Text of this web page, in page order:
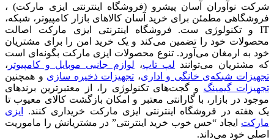
شرکت نوآوران آسان پیشرو (فروشگاه اینترنتی ایزی مارکت) ،
فروشگاهی مطمئن برای خرید آسان کالاهای بازار کامپیوتر، شبکه،
IT و تکنولوژی ست. فروشگاه اینترنتی ایزی مارکت اصالت
محصولات خود را تضمین می‌کند و یک خرید امن را برای مشتریان
خود به ارمغان می‌آورد. تنوع محصولات ایزی مارکت بگونه‌ای است
که مشتریان می‌توانند لپ تاپ، لوازم جانبی موبایل و کامپیوتر ،
تجهیزات شبکه‌ی خانگی و اداری، تجهیزات ذخیره سازی و همچنین
تجهیزات گیمینگ و گجت‌های تکنولوژی را، از معتبرترین برندهای
موجود در بازار، با گارانتی معتبر و امکان بازگشت کالای معیوب تا
یک هفته در فروشگاه اینترنتی ایزی مارکت خریداری کنند.
ایزی
مارکت ایجاد “حس خوب خرید اینترنتی” در مشتریانش را ماموریت
اصلی خود می‌داند.